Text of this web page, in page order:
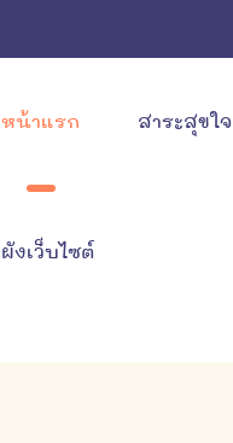
หน้าแรก สาระสุขใจ
ผังเว็บไซต์